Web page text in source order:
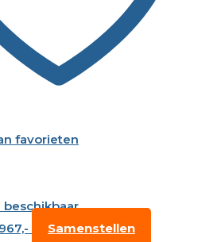
favorieten
beschikbaar
967,-
Samenstellen